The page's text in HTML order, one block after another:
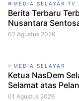
MEDIA SELAYAR TV
Berita Terbaru
Nusantara
02 Agustus 2026
MEDIA SELAYAR
Ketua NasDem
Selamat atas
01 Agustus 2026